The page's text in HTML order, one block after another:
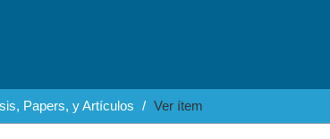
Papers, y Artículos Ver ítem